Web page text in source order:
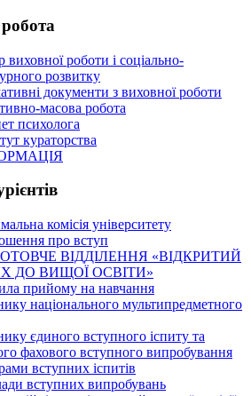
виховної роботи і соціально-
розвитку
документи з виховної роботи
масова робота
психолога
кураторства
комісія університету
про вступ
ВІДДІЛЕННЯ «ВІДКРИТИЙ
ДО ВИЩОЇ ОСВІТИ»
прийому на навчання
національного мультипредметного
єдиного вступного іспиту та
фахового вступного випробування
вступних іспитів
вступних випробувань